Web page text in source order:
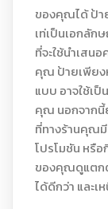
ของคุณได้ ป้
เท่เป็นเอกลั
ที่จะใช้นำเสน
คุณ ป้ายเพีย
แบบ อาจใช้เ
คุณ นอกจากนี้
ที่ทางร้านคุณมี
โปรโมชัน หรือ
ของคุณดูแตกต่
ได้ดีกว่า และ